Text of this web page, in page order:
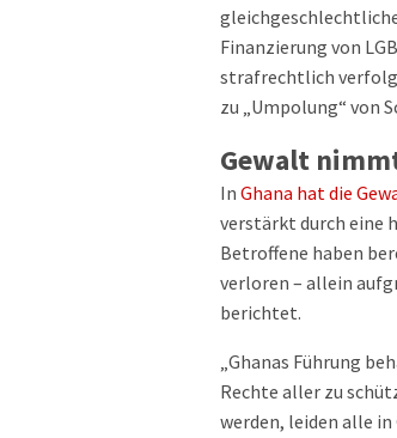
Finanzierung von
strafrechtlich
zu „Umpolung“ von
Gewalt
In Ghana hat die
verstärkt durch eine
Betroffene haben
verloren – allein
berichtet.
„Ghanas Führung
Rechte aller zu
werden, leiden alle in